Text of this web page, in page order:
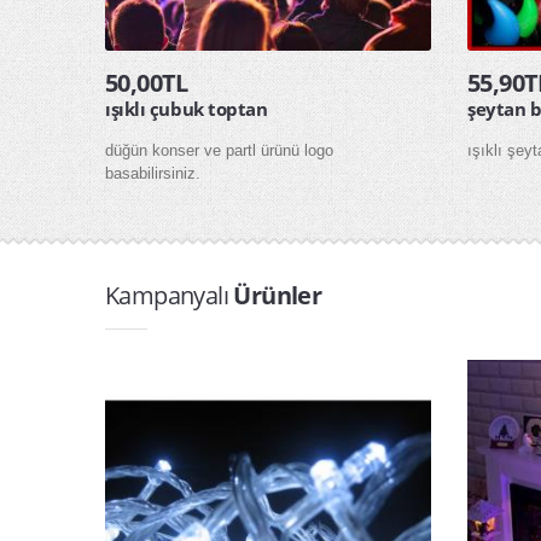
50,00TL
ışıklı çubuk toptan
düğün konser ve partl ürünü logo
basabilirsiniz.
şeytan
ışıklı
KampanyalıÜrünler